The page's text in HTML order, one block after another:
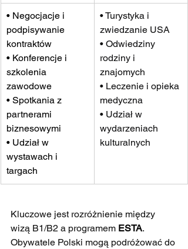
• Negocjacje i
podpisywanie
kontraktów
• Konferencje i
szkolenia
zawodowe
• Spotkania z
partnerami
biznesowymi
• Udział w
wystawach i
targach
• Turystyka i
zwiedzanie USA
• Odwiedziny
rodziny i
znajomych
• Leczenie i opieka
medyczna
• Udział w
wydarzeniach
kulturalnych
Kluczowe jest rozróżnienie między
wizą B1/B2 a programem ESTA.
Obywatele Polski mogą podróżować do